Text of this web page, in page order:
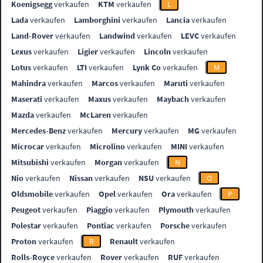
Koenigseggverkaufen KTM verkaufen
L
Ladaverkaufen Lamborghini verkaufen Lanciaverkaufen
Land-Roververkaufen Landwindverkaufen LEVCverkaufen
Lexusverkaufen Ligierverkaufen Lincolnverkaufen
Lotusverkaufen LTIverkaufen Lynk Coverkaufen
M
Mahindraverkaufen Marcosverkaufen Maruti verkaufen
Maserati verkaufen Maxusverkaufen Maybachverkaufen
Mazdaverkaufen McLarenverkaufen
Mercedes-Benzverkaufen Mercuryverkaufen MGverkaufen
Microcarverkaufen Microlinoverkaufen MINIverkaufen
Mitsubishi verkaufen Morganverkaufen
N
Nioverkaufen Nissanverkaufen NSUverkaufen
O
Oldsmobileverkaufen Opelverkaufen Oraverkaufen
P
Peugeotverkaufen Piaggioverkaufen Plymouthverkaufen
Polestarverkaufen Pontiac verkaufen Porscheverkaufen
Protonverkaufen R Renaultverkaufen
Rolls-Royceverkaufen Roververkaufen RUFverkaufen